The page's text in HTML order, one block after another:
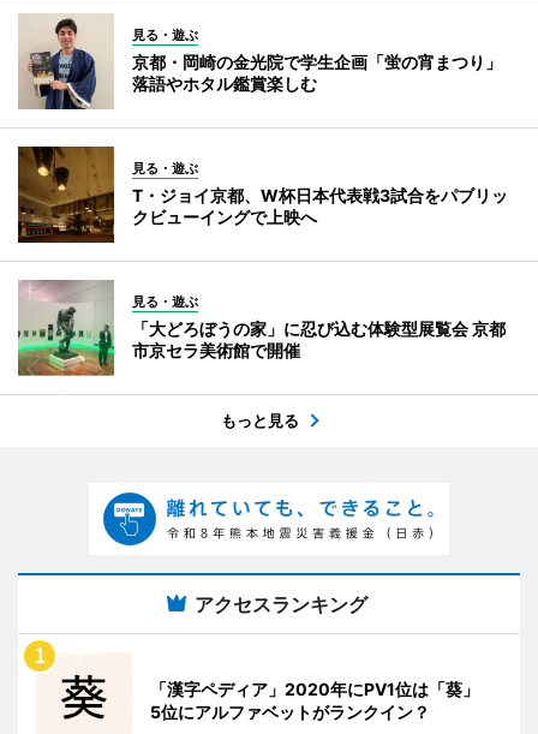
見る・遊ぶ
京都・岡崎の金光院で学生企画「蛍の宵まつり」
落語やホタル鑑賞楽しむ
見る・遊ぶ
T・ジョイ京都、W杯日本代表戦3試合をパブリッ
クビューイングで上映へ
見る・遊ぶ
「大どろぼうの家」に忍び込む体験型展覧会 京都
市京セラ美術館で開催
もっと見る
アクセスランキング
「漢字ペディア」2020年にPV1位は「葵」
5位にアルファベットがランクイン？